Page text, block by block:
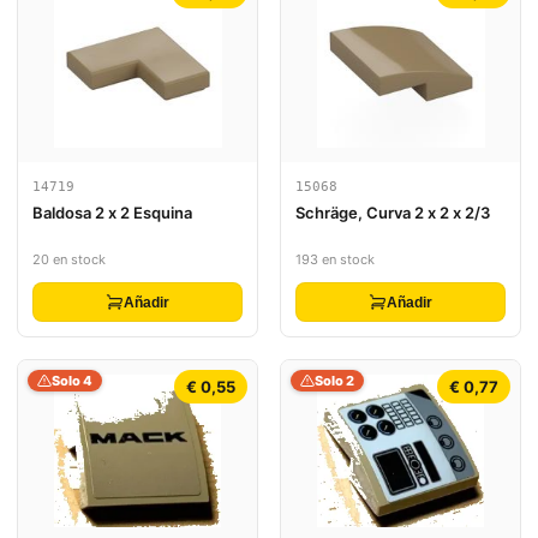
14719
Baldosa 2 x 2 Esquina
20 en stock
Añadir
15068
Schräge, Curva 2 x 2 x 2/3
193 en stock
Añadir
€ 0,55
Solo 4 € 0,77
Solo 2